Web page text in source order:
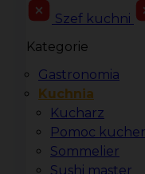
Szef kuchni
Kategorie
Gastronomia
Kuchnia
Kucharz
Pomoc
Sommelier
Sushi master